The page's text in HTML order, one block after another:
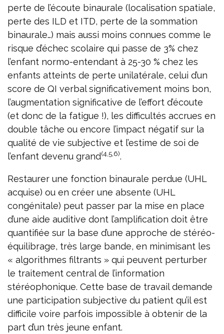
perte de l’écoute binaurale (localisation spatiale,
perte des ILD et ITD, perte de la sommation
binaurale…) mais aussi moins connues comme le
risque d’échec scolaire qui passe de 3% chez
l’enfant normo-entendant à 25-30 % chez les
enfants atteints de perte unilatérale, celui d’un
score de QI verbal significativement moins bon,
l’augmentation significative de l’effort d’écoute
(et donc de la fatigue !), les difficultés accrues en
double tâche ou encore l’impact négatif sur la
qualité de vie subjective et l’estime de soi de
l’enfant devenu grand(4,5,6).
Restaurer une fonction binaurale perdue (UHL
acquise) ou en créer une absente (UHL
congénitale) peut passer par la mise en place
d’une aide auditive dont l’amplification doit être
quantifiée sur la base d’une approche de stéréo-
équilibrage, très large bande, en minimisant les
« algorithmes filtrants » qui peuvent perturber
le traitement central de l’information
stéréophonique. Cette base de travail demande
une participation subjective du patient qu’il est
difficile voire parfois impossible à obtenir de la
part d’un très jeune enfant.